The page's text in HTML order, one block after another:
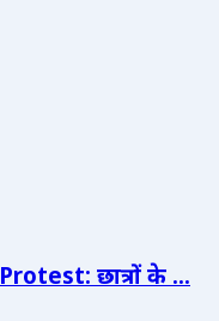
छात्रों के ...